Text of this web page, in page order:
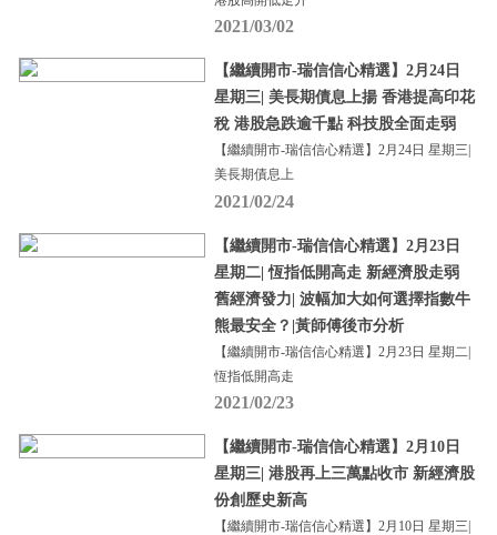
2021/03/02
【繼續開市-瑞信信心精選】2月24日
星期三| 美長期債息上揚 香港提高印花
稅 港股急跌逾千點 科技股全面走弱
【繼續開市-瑞信信心精選】2月24日 星期三|
美長期債息上
2021/02/24
【繼續開市-瑞信信心精選】2月23日
星期二| 恆指低開高走 新經濟股走弱
舊經濟發力| 波幅加大如何選擇指數牛
熊最安全？|黃師傅後市分析
【繼續開市-瑞信信心精選】2月23日 星期二|
恆指低開高走
2021/02/23
【繼續開市-瑞信信心精選】2月10日
星期三| 港股再上三萬點收市 新經濟股
份創歷史新高
【繼續開市-瑞信信心精選】2月10日 星期三|